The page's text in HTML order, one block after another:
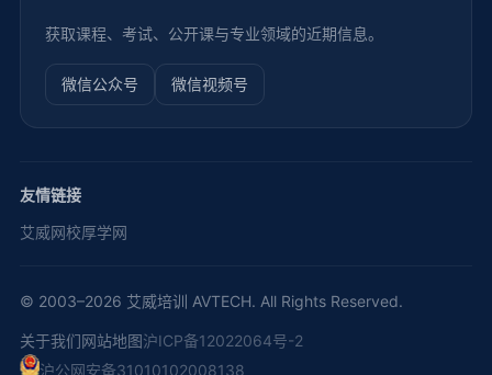
获取课程、考试、公开课与专业领域的近期信息。
微信公众号 微信视频号
友情链接
艾威网校厚学网
© 2003–2026 艾威培训 AVTECH. All Rights Reserved.
关于我们网站地图沪ICP备12022064号-2
沪公网安备31010102008138